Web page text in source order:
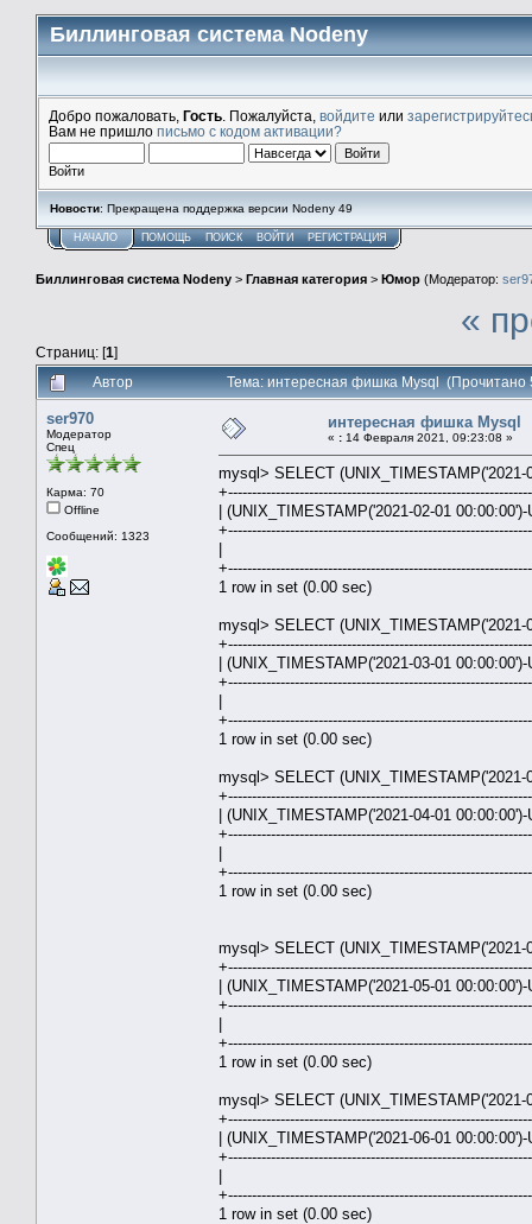
Биллинговая система Nodeny
Добро пожаловать, Гость . Пожалуйста, войдите или
Вам не пришло письмо с кодом активации?
Войти
Новости: Прекращена поддержка версии Nodeny 49
НАЧАЛО ПОМОЩЬ ПОИСК ВОЙТИ РЕГИСТРАЦИЯ
Биллинговая система Nodeny > Главная категория > Юмор (Модератор:
Страниц: [1]
«
Автор Тема: интересная фишка Mysql (Прочитано
ser970
Модератор
Спец
Карма: 70
Offline
Сообщений: 1323
интересная фишка Mysql
« : 14 Февраля 2021, 09:23:08 »
mysql> SELECT
| (UNIX_TIMESTAMP('2021-02-01
|
1 row in set (0.00 sec)
mysql> SELECT
| (UNIX_TIMESTAMP('2021-03-01
|
1 row in set (0.00 sec)
mysql> SELECT
| (UNIX_TIMESTAMP('2021-04-01
|
1 row in set (0.00 sec)
mysql> SELECT
| (UNIX_TIMESTAMP('2021-05-01
|
1 row in set (0.00 sec)
mysql> SELECT
| (UNIX_TIMESTAMP('2021-06-01
|
1 row in set (0.00 sec)